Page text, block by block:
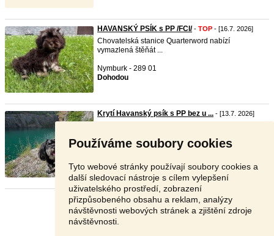
Používáme soubory cookies
Tyto webové stránky používají soubory cookies a
další sledovací nástroje s cílem vylepšení
uživatelského prostředí, zobrazení
přizpůsobeného obsahu a reklam, analýzy
návštěvnosti webových stránek a zjištění zdroje
návštěvnosti.
HAVANSKÝ PSÍK s PP /FCI/- TOP - [16.7. 2026]
Chovatelská stanice Quarterword nabízí
vymazlená štěňát ...
Nymburk - 289 01
Dohodou
Krytí Havanský psík s PP bez u ... - [13.7. 2026]
Dohodou
Stránka: 1 2 Další